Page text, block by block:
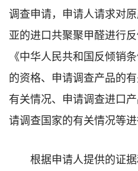
调查申请，申请人请求对
亚的进口共聚聚甲醛进行
《中华人民共和国反倾销
的资格、申请调查产品的
有关情况、申请调查进口
请调查国家的有关情况等进
根据申请人提供的证据